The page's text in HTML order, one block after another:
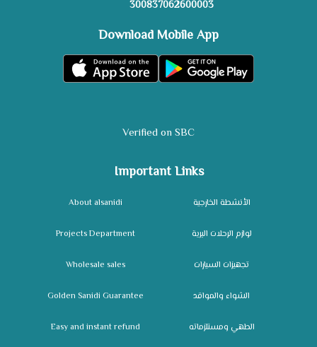
Important Links
About alsanidi
Projects Department
Wholesale sales
Golden Sanidi Guarantee
Easy and instant refund
الأنشطة الخارجية
لوازم الرحلات البرية
تجهيزات السيارات
الشواء والمواقد
الطهي ومستلزماته
300837062600003
Download Mobile App
Verified on SBC